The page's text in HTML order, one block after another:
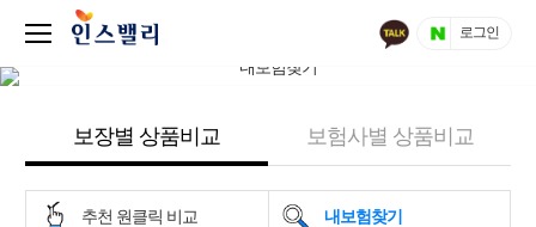
로그인
보장별 상품비교 보험사별 상품비교
추천 원클릭 비교 내보험찾기